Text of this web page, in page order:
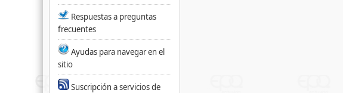
Respuestas a preguntas
frecuentes
Ayudas para navegar en el
sitio
Suscripción a servicios de